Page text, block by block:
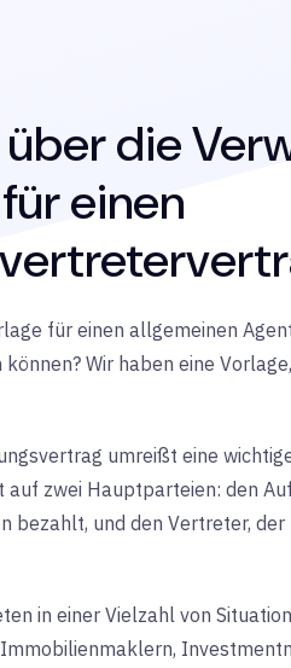
über die
einen
für einen allgemeinen
Wir haben eine
umreißt eine
auf zwei Hauptparteien: den
bezahlt, und den Vertreter,
in einer Vielzahl von